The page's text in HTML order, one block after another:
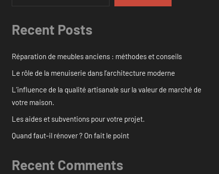
Recent Posts
Réparation de meubles anciens : méthodes et conseils
Le rôle de la menuiserie dans l’architecture moderne
L’influence de la qualité artisanale sur la valeur de marché de
votre maison.
Les aides et subventions pour votre projet.
Quand faut-il rénover ? On fait le point
Recent Comments